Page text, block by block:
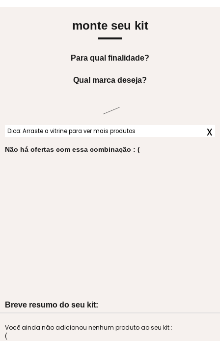
monte seu kit
Para qual finalidade?
Qual marca deseja?
Dica: Arraste a vitrine para ver mais produtos x
Não há ofertas com essa combinação : (
Breve resumo do seu kit:
Você ainda não adicionou nenhum produto ao seu kit :
(